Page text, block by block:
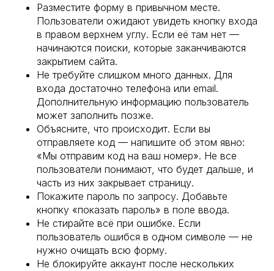
Разместите форму в привычном месте.
Пользователи ожидают увидеть кнопку входа
в правом верхнем углу. Если её там нет —
начинаются поиски, которые заканчиваются
закрытием сайта.
Не требуйте слишком много данных. Для
входа достаточно телефона или email.
Дополнительную информацию пользователь
может заполнить позже.
Объясните, что происходит. Если вы
отправляете код — напишите об этом явно:
«Мы отправим код на ваш номер». Не все
пользователи понимают, что будет дальше, и
часть из них закрывает страницу.
Покажите пароль по запросу. Добавьте
кнопку «показать пароль» в поле ввода.
Не стирайте всё при ошибке. Если
пользователь ошибся в одном символе — не
нужно очищать всю форму.
Не блокируйте аккаунт после нескольких